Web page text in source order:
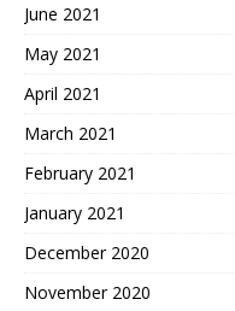
June 2021
May 2021
April 2021
March 2021
February 2021
January 2021
December 2020
November 2020